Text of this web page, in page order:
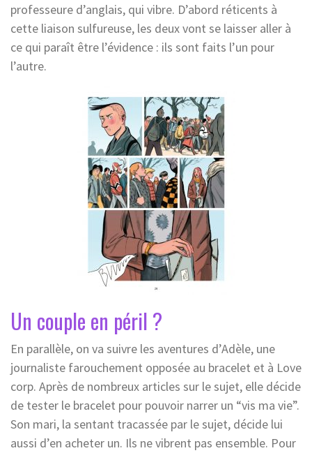
professeure d’anglais, qui vibre. D’abord réticents à
cette liaison sulfureuse, les deux vont se laisser aller à
ce qui paraît être l’évidence : ils sont faits l’un pour
l’autre.
Un couple en péril ?
En parallèle, on va suivre les aventures d’Adèle, une
journaliste farouchement opposée au bracelet et à Love
corp. Après de nombreux articles sur le sujet, elle décide
de tester le bracelet pour pouvoir narrer un “vis ma vie”.
Son mari, la sentant tracassée par le sujet, décide lui
aussi d’en acheter un. Ils ne vibrent pas ensemble. Pour